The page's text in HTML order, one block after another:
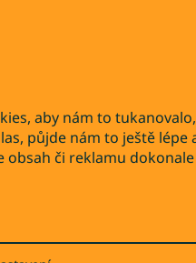
aby nám to
půjde nám to ještě lépe
či reklamu